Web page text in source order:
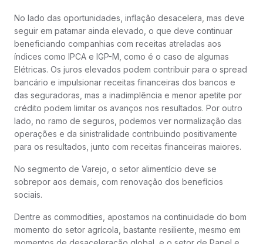
No lado das oportunidades, inflação desacelera, mas deve
seguir em patamar ainda elevado, o que deve continuar
beneficiando companhias com receitas atreladas aos
índices como IPCA e IGP-M, como é o caso de algumas
Elétricas. Os juros elevados podem contribuir para o spread
bancário e impulsionar receitas financeiras dos bancos e
das seguradoras, mas a inadimplência e menor apetite por
crédito podem limitar os avanços nos resultados. Por outro
lado, no ramo de seguros, podemos ver normalização das
operações e da sinistralidade contribuindo positivamente
para os resultados, junto com receitas financeiras maiores.
No segmento de Varejo, o setor alimentício deve se
sobrepor aos demais, com renovação dos benefícios
sociais.
Dentre as commodities, apostamos na continuidade do bom
momento do setor agrícola, bastante resiliente, mesmo em